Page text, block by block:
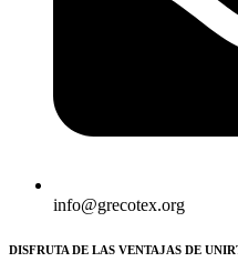
info@grecotex.org
DISFRUTA DE LAS VENTAJAS DE